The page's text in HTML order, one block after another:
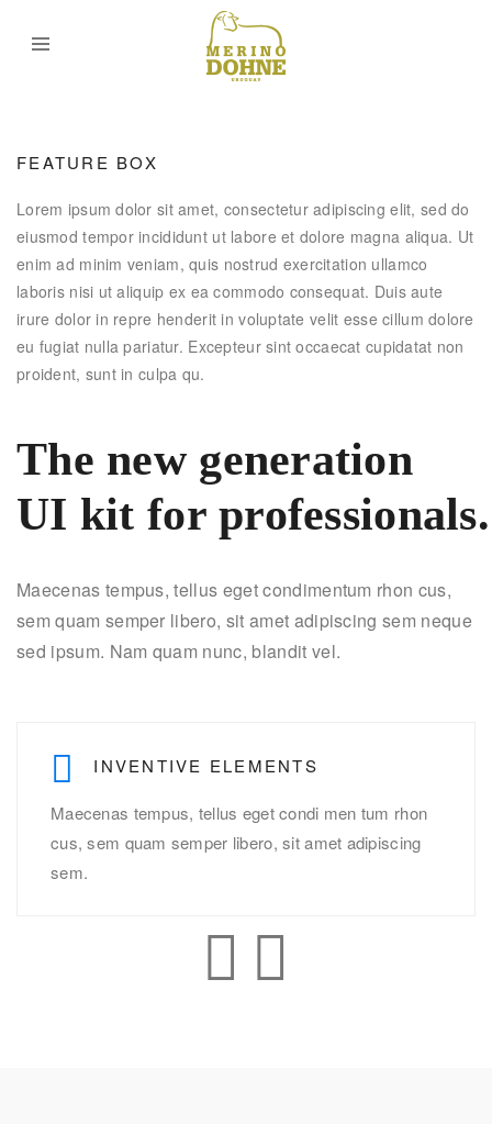
FEATURE BOX
Lorem ipsum dolor sit amet, consectetur adipiscing elit, sed do
eiusmod tempor incididunt ut labore et dolore magna aliqua. Ut
enim ad minim veniam, quis nostrud exercitation ullamco
laboris nisi ut aliquip ex ea commodo consequat. Duis aute
irure dolor in repre henderit in voluptate velit esse cillum dolore
eu fugiat nulla pariatur. Excepteur sint occaecat cupidatat non
proident, sunt in culpa qu.
The new generation
UI kit for professionals.
Maecenas tempus, tellus eget condimentum rhon cus,
sem quam semper libero, sit amet adipiscing sem neque
sed ipsum. Nam quam nunc, blandit vel.
INVENTIVE ELEMENTS
Maecenas tempus, tellus eget condi men tum rhon
cus, sem quam semper libero, sit amet adipiscing
sem.
INVENTIVE ELEMENTS